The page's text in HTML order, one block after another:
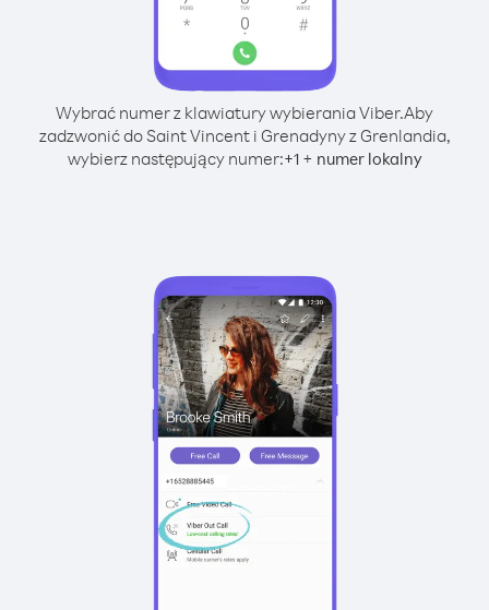
Wybrać numer z klawiatury wybierania Viber.Aby
zadzwonić do Saint Vincent i Grenadyny z Grenlandia,
wybierz następujący numer:+1+ numer lokalny